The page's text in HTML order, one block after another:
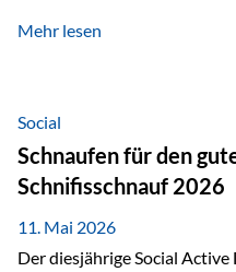
Marktbewegungen stehen im
innerhalb der Private
der Oculus Value Capital
orientierten Value-Investing-
fundamentale
Wertentwicklung. Der
mit Weitblick Im Zentrum
Mehr lesen
Social
Schnaufen für den
Schnifisschnauf 2026
11. Mai 2026
Der diesjährige Social